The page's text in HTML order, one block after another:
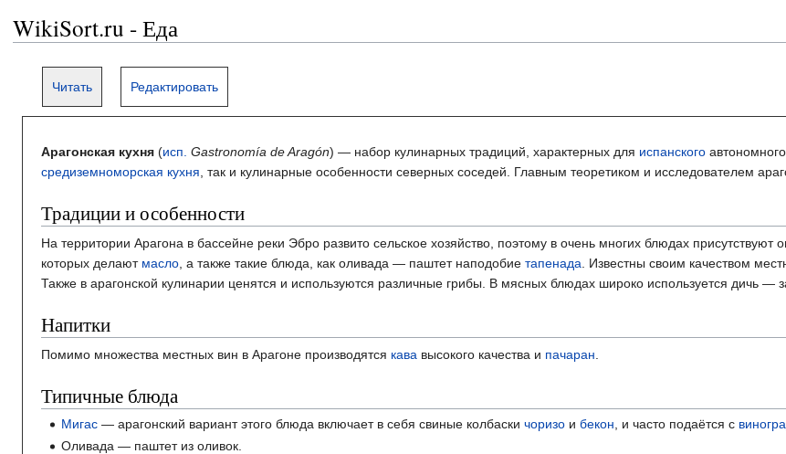
WikiSort.ru - Еда
Читать Редактировать
Арагонская кухня (исп. Gastronomía de Aragón) — набор кулинарных традиций, характерных для испанского
средиземноморская кухня , так и кулинарные особенности северных соседей. Главным теоретиком и исследователем
Традиции и особенности
На территории Арагона в бассейне реки Эбро развито сельское хозяйство, поэтому в очень многих блюдах
которых делают масло , а также такие блюда, как оливада — паштет наподобие тапенада . Известны своим качеством
Также в арагонской кулинарии ценятся и используются различные грибы. В мясных блюдах широко используется дичь —
Напитки
Помимо множества местных вин в Арагоне производятся кава высокого качества и пачаран
Типичные блюда
Мигас — арагонский вариант этого блюда включает в себя свиные колбаскичоризо ибекон, и часто подаётся с
Оливада — паштет из оливок.